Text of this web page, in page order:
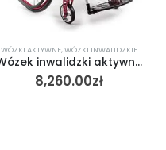
WÓZKI AKTYWNE,WÓZKI INWALIDZKIE
Wózek inwalidzki aktywny Offcarr Diva
8,260.00zł